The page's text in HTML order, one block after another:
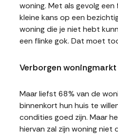
woning. Met als gevolg
kleine kans op een
woning die je niet hebt
een flinke gok. Dat moet
Verborgen
Maar liefst 68% van de
binnenkort hun huis te
condities goed zijn. Maar
hiervan zal zijn woning niet